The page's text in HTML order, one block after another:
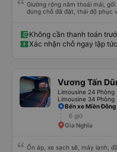
Giường rộng nằm thoải mái,
đúng chỗ đã đặt, thái độ phục
Không cần thanh toán
Xác nhận chỗ ngay lập tức
Vương Tấn
Limousine 24 Phòng
Limousine 34 Phòng
Bến xe Miền
6 giờ
Gia Nghĩa
Ổn áp, xe sạch sẽ, máy lạnh, đầy đủ